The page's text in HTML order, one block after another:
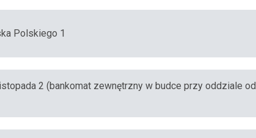
Polskiego 1
2 (bankomat zewnętrzny w budce przy oddziale od